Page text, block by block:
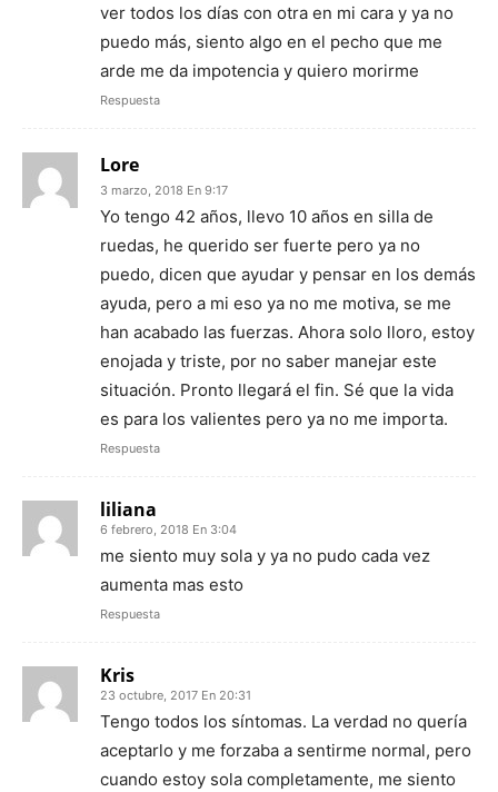
ver todos los días con otra en mi cara y ya no
puedo más, siento algo en el pecho que me
arde me da impotencia y quiero morirme
Respuesta
Lore
3 marzo, 2018 En 9:17
Yo tengo 42 años, llevo 10 años en silla de
ruedas, he querido ser fuerte pero ya no
puedo, dicen que ayudar y pensar en los demás
ayuda, pero a mi eso ya no me motiva, se me
han acabado las fuerzas. Ahora solo lloro, estoy
enojada y triste, por no saber manejar este
situación. Pronto llegará el fin. Sé que la vida
es para los valientes pero ya no me importa.
Respuesta
liliana
6 febrero, 2018 En 3:04
me siento muy sola y ya no pudo cada vez
aumenta mas esto
Respuesta
Kris
23 octubre, 2017 En 20:31
Tengo todos los síntomas. La verdad no quería
aceptarlo y me forzaba a sentirme normal, pero
cuando estoy sola completamente, me siento